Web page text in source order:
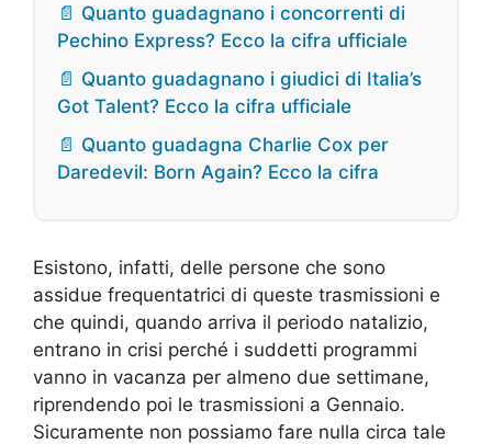
📄 Quanto guadagnano i concorrenti di
Pechino Express? Ecco la cifra ufficiale
📄 Quanto guadagnano i giudici di Italia’s
Got Talent? Ecco la cifra ufficiale
📄 Quanto guadagna Charlie Cox per
Daredevil: Born Again? Ecco la cifra
Esistono, infatti, delle persone che sono
assidue frequentatrici di queste trasmissioni e
che quindi, quando arriva il periodo natalizio,
entrano in crisi perché i suddetti programmi
vanno in vacanza per almeno due settimane,
riprendendo poi le trasmissioni a Gennaio.
Sicuramente non possiamo fare nulla circa tale